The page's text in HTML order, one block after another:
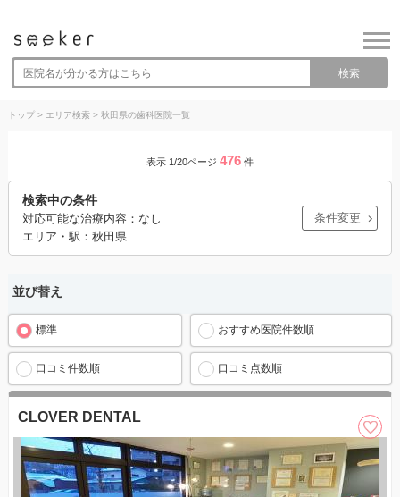
検索
トップ> エリア検索> 秋田県の歯科医院一覧
表示 1/20ページ 476 件
検索中の条件
対応可能な治療内容：なし
エリア・駅：秋田県
条件変更
並び替え
標準 おすすめ医院件数順
口コミ件数順 口コミ点数順
CLOVER DENTAL